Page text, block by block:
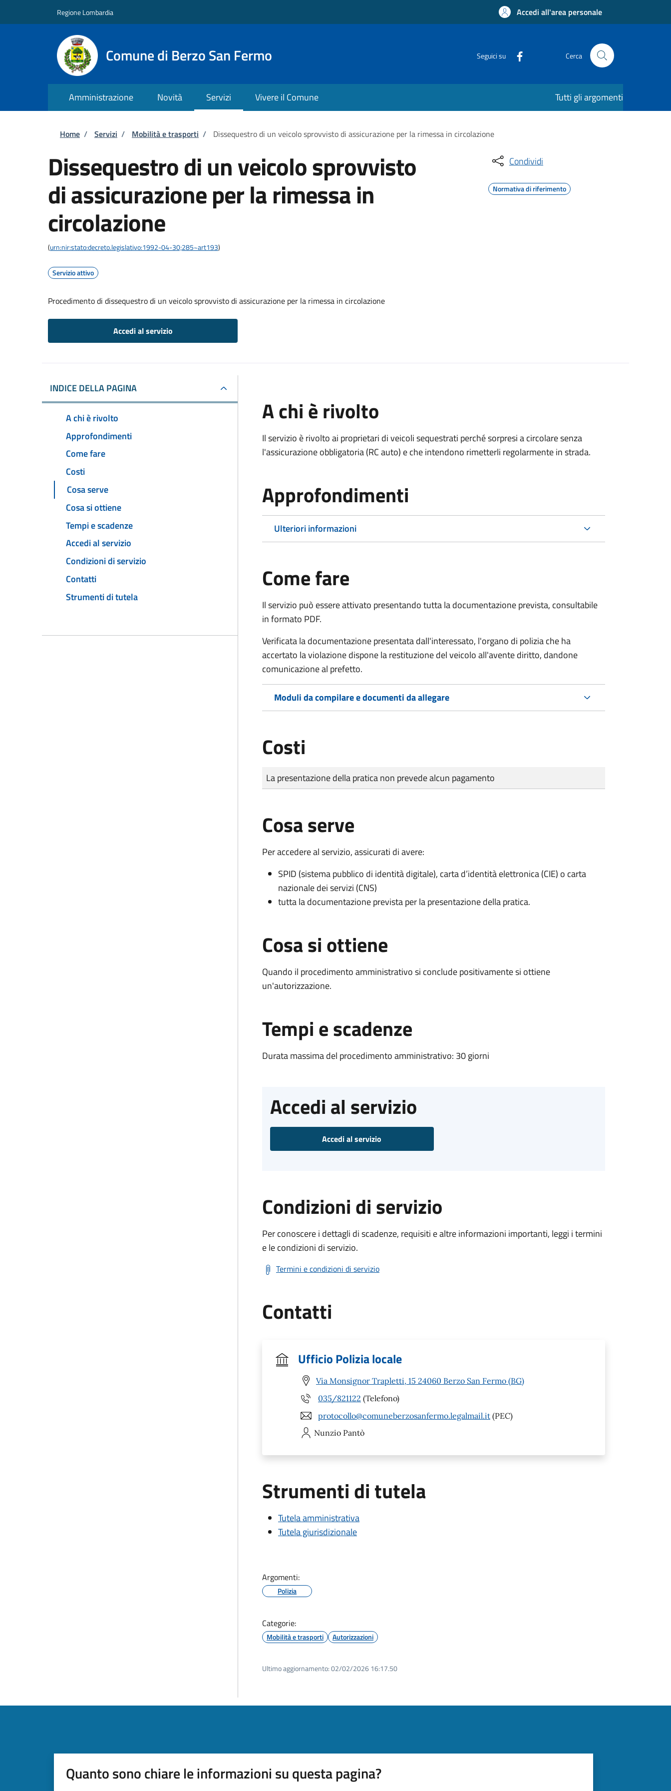
Regione Lombardia Accedi all'area personale
Comune di Berzo San Fermo Seguici su Cerca
Amministrazione Novità Servizi Vivere il Comune Tutti gli argomenti
Briciole di pane
Home / Servizi / Mobilità e trasporti / Dissequestro di un veicolo sprovvisto di assicurazione per la rimessa in circolazione
Dissequestro di un veicolo sprovvisto
di assicurazione per la rimessa in
circolazione
(urn:nir:stato:decreto.legislativo:1992-04-30;285~art193)
Servizio attivo
Procedimento di dissequestro di un veicolo sprovvisto di assicurazione per la rimessa in circolazione
Accedi al servizio
Condividi
Normativa di riferimento
INDICE DELLA PAGINA
A chi è rivolto
Approfondimenti
Come fare
Costi
Cosa serve
Cosa si ottiene
Tempi e scadenze
Accedi al servizio
Condizioni di servizio
Contatti
Strumenti di tutela
A chi è rivolto
Il servizio è rivolto ai proprietari di veicoli sequestrati perché sorpresi a circolare senza
l'assicurazione obbligatoria (RC auto) e che intendono rimetterli regolarmente in strada.
Approfondimenti
Ulteriori informazioni
Come fare
Il servizio può essere attivato presentando tutta la documentazione prevista, consultabile
in formato PDF.
Verificata la documentazione presentata dall'interessato, l'organo di polizia che ha
accertato la violazione dispone la restituzione del veicolo all'avente diritto, dandone
comunicazione al prefetto.
Moduli da compilare e documenti da allegare
Costi
Tipo di pagamento
Importo
La presentazione della pratica non prevede alcun pagamento
Cosa serve
Per accedere al servizio, assicurati di avere:
SPID (sistema pubblico di identità digitale), carta d’identità elettronica (CIE) o carta
nazionale dei servizi (CNS)
tutta la documentazione prevista per la presentazione della pratica.
Cosa si ottiene
Quando il procedimento amministrativo si conclude positivamente si ottiene
un'autorizzazione.
Tempi e scadenze
Durata massima del procedimento amministrativo: 30 giorni
Accedi al servizio
Accedi al servizio
Condizioni di servizio
Per conoscere i dettagli di scadenze, requisiti e altre informazioni importanti, leggi i termini
e le condizioni di servizio.
Termini e condizioni di servizio
Contatti
Ufficio Polizia locale
Via Monsignor Trapletti, 15 24060 Berzo San Fermo (BG)
035/821122 (Telefono)
protocollo@comuneberzosanfermo.legalmail.it (PEC)
Nunzio Pantò
Strumenti di tutela
Tutela amministrativa
Tutela giurisdizionale
Argomenti:
Polizia
Categorie:
Mobilità e trasporti Autorizzazioni
Ultimo aggiornamento:02/02/2026 16:17.50
Quanto sono chiare le informazioni su questa pagina?